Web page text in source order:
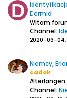
Dermid
Witam
Channel:
2020-03-04,
dadek
Channel: